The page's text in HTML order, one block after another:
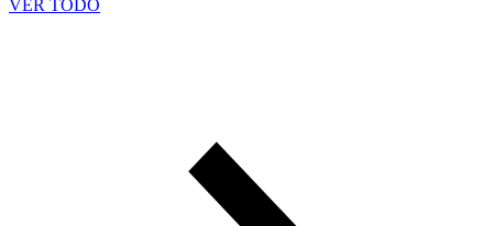
VER TODO